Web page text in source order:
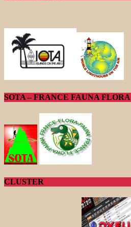
SOTA – FRANCE FAUNA FLORA
CLUSTER